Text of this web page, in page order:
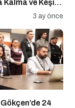
Kalma ve Keşif
3 ay önce
24